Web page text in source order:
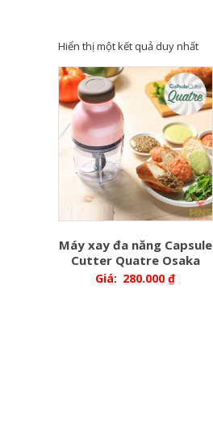
Hiển thị một kết quả duy nhất
Máy xay đa năng Capsule
Cutter Quatre Osaka
Giá: 280.000₫